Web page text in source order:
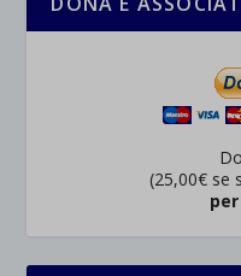
(25,00€ se